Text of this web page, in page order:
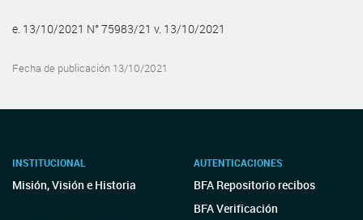
e. 13/10/2021 N° 75983/21 v. 13/10/2021
Fecha de publicación 13/10/2021
INSTITUCIONAL
Misión, Visión e Historia
AUTENTICACIONES
BFA Repositorio recibos
BFA Verificación